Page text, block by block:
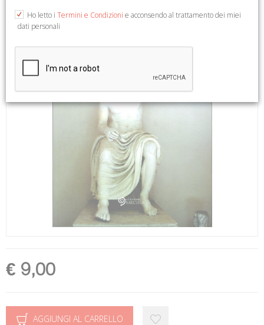
€ 9,00
AGGIUNGI AL CARRELLO
Ho letto i Termini e Condizioni e acconsendo al trattamento dei miei
dati personali